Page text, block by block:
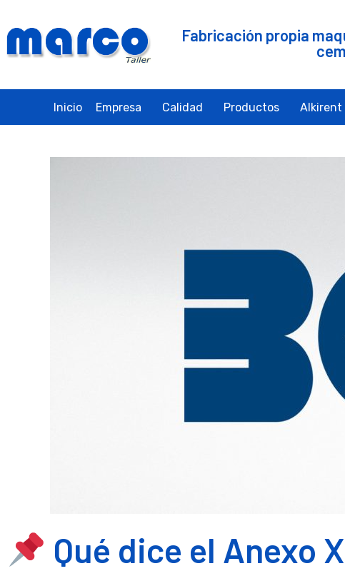
Fabricación propia
Inicio Empresa Calidad Productos Alkirent
Qué dice el Anexo